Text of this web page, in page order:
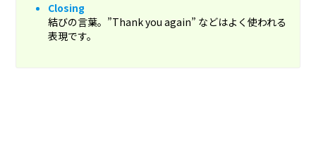
Closing
結びの言葉。”Thank you again” などはよく使われる
表現です。